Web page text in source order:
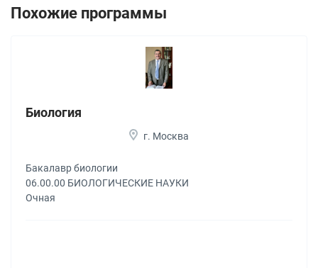
Похожие программы
Биология
г. Москва
Бакалавр биологии
06.00.00 БИОЛОГИЧЕСКИЕ НАУКИ
Очная